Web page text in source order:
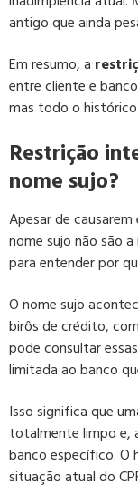
antigo que ainda
Em resumo, a
entre cliente e
mas todo o
Restrição
nome sujo?
Apesar de
nome sujo não são
para entender por
O nome sujo
birôs de crédito,
pode consultar
limitada ao banco
Isso significa que
totalmente limpo e,
banco específico. O
situação atual do